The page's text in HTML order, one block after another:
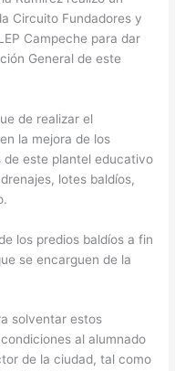
Circuito Fundadores y
Campeche para dar
General de este
de realizar el
la mejora de los
de este plantel educativo
lotes baldíos,
los predios baldíos a fin
se encarguen de la
solventar estos
al alumnado
de la ciudad, tal como